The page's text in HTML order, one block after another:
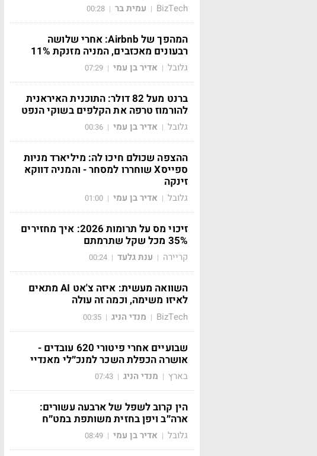
BizTech
| עמית בר |
00:28
המהפך של Airbnb: אחרי שלושה
רבעונים מאכזבים, המניה מזנקת 11%
גלובל | אדיר בן עמי |
07:29
ברנט מעל 82 דולר: התוכנית האיראנית
להורמוז טרפה את הקלפים בשוקי הנפט
גלובל | אדיר בן עמי |
00:36
ההצפה שכולם חיכו לה: מיליארד מניות
ספייסX שוחררו למסחר - והמניה דווקא
זינקה
גלובל | אדיר בן עמי |
01:00
זיכוי מס על תרומות 2026: איך מחזירים
35% מכל שקל שתרמתם
קריירה | ענת גלעד |
00:24
השוואה מעשית: איזה צ'אט AI מתאים
לאיזו משימה, וכמה זה עולה
BizTech
| מנדי הניג |
00:35
שבועיים אחרי פיטורי 620 עובדים -
אושרה הכפלת השכר למנכ״לי מאנדיי
בארץ | מנדי הניג |
07:43
הין קרוב לשפל של ארבעה עשורים:
ארה״ב ויפן בחזית משותפת במט״ח
גלובל | אדיר בן עמי |
08:49